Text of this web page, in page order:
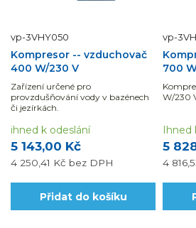
vp-3VHY050
Kompresor -- vzduchovač
400 W/230 V
Zařízení určené pro
provzdušňování vody v bazénech
či jezírkách.
5 143,00 Kč
4 250,41 Kč bez DPH
ihned k odeslání
Přidat do košíku
vp-
700
W/230
5
4
Ihned